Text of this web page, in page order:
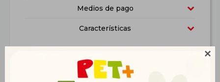

Medios de pago
Características